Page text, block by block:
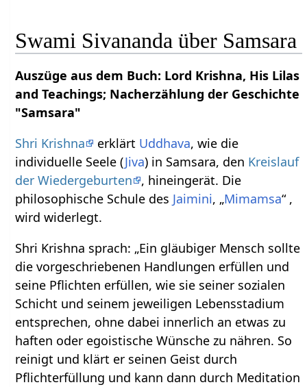
Swami Sivananda über Samsara
Auszüge aus dem Buch: Lord Krishna, His Lilas
and Teachings; Nacherzählung der Geschichte
"Samsara"
Shri Krishna
erklärt Uddhava, wie die
individuelle Seele (Jiva) in Samsara, den Kreislauf
der Wiedergeburten
, hineingerät. Die
philosophische Schule des Jaimini, „Mimamsa“ ,
wird widerlegt.
Shri Krishna sprach: „Ein gläubiger Mensch sollte
die vorgeschriebenen Handlungen erfüllen und
seine Pflichten erfüllen, wie sie seiner sozialen
Schicht und seinem jeweiligen Lebensstadium
entsprechen, ohne dabei innerlich an etwas zu
haften oder egoistische Wünsche zu nähren. So
reinigt und klärt er seinen Geist durch
Pflichterfüllung und kann dann durch Meditation